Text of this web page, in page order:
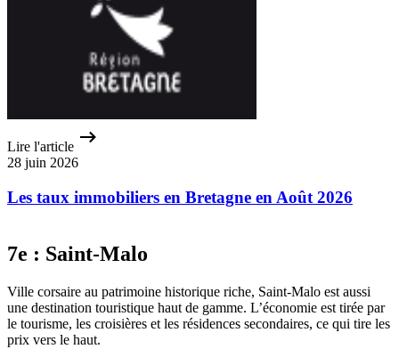
Lire l'article
28 juin 2026
Les taux immobiliers en Bretagne en Août 2026
7e : Saint‑Malo
Ville corsaire au patrimoine historique riche, Saint-Malo est aussi
une destination touristique haut de gamme. L’économie est tirée par
le tourisme, les croisières et les résidences secondaires, ce qui tire les
prix vers le haut.